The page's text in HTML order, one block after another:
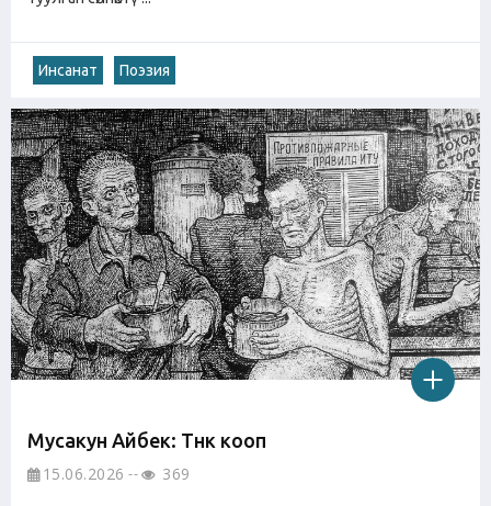
Инсанат Поэзия
Мусакун Айбек: Түнкү кооп
15.06.2026 369